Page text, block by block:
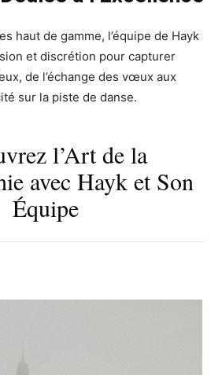
haut de gamme, l’équipe de Hayk
et discrétion pour capturer
de l’échange des vœux aux
sur la piste de danse.
l’Art de la
avec Hayk et Son
Équipe